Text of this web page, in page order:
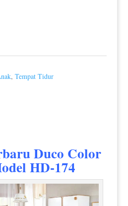
, Tempat Tidur
Duco Color
HD-174